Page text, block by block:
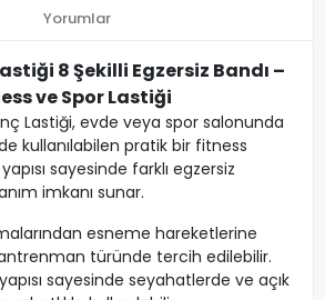
Yorumlar
8 Şekilli Egzersiz Bandı –
ve Spor Lastiği
Lastiği, evde veya spor salonunda
kullanılabilen pratik bir fitness
sayesinde farklı egzersiz
imkanı sunar.
esneme hareketlerine
türünde tercih edilebilir.
sayesinde seyahatlerde ve açık